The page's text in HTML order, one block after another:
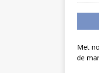
Met
de